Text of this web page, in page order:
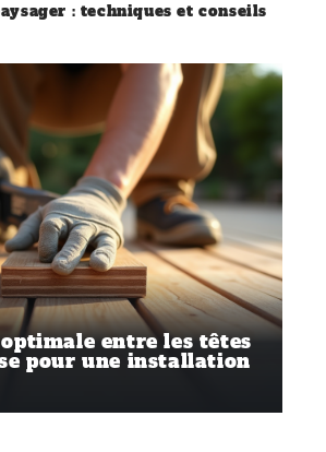
: techniques et conseils
entre les têtes
pour une installation